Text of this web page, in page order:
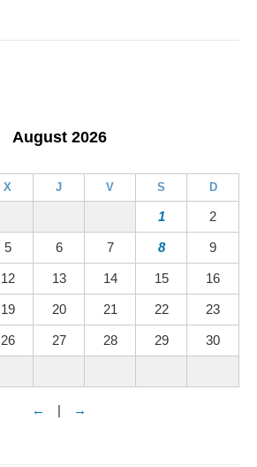
August 2026
X J V S D
1 2
5 6 7 8 9
12 13 14 15 16
19 20 21 22 23
26 27 28 29 30
← →